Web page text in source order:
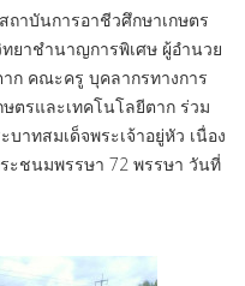
าบันการอาชีวศึกษาเกษตร
ยาชำนาญการพิเศษ ผู้อำนวย
ก คณะครู บุคลากรทางการ
ตรและเทคโนโลยีตาก ร่วม
าทสมเด็จพระเจ้าอยู่หัว เนื่อง
ะชนมพรรษา 72 พรรษา วันที่